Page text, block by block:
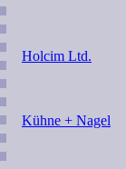
Holcim Ltd.
Kühne + Nagel